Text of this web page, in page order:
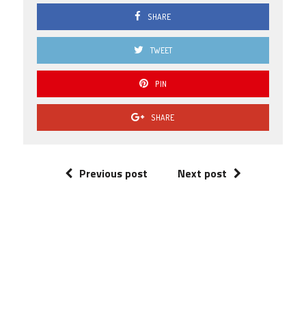
SHARE
TWEET
PIN
SHARE
Previous post Next post